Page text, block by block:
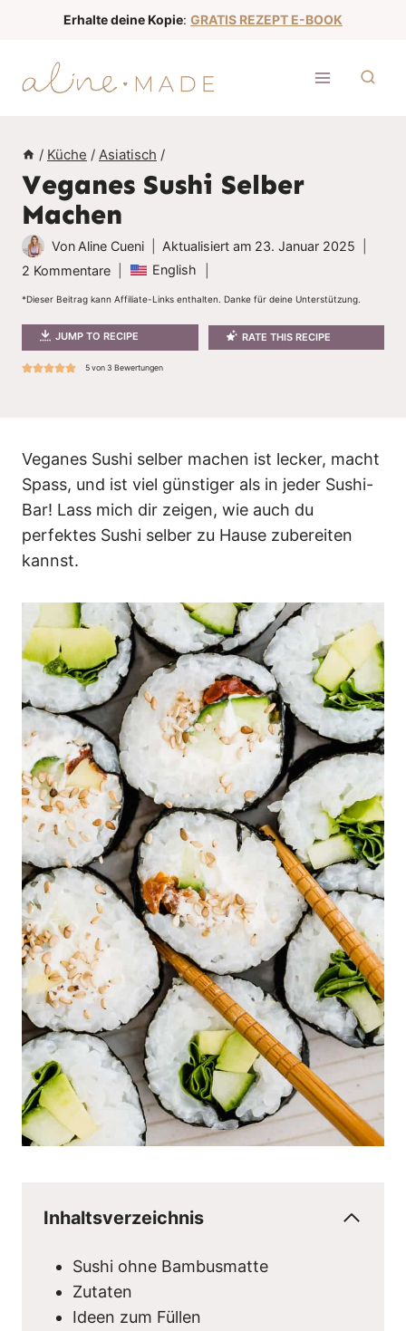
Erhalte deine Kopie: GRATIS REZEPT E-BOOK
/ Küche / Asiatisch /
Veganes Sushi Selber
Machen
Von Aline Cueni Aktualisiert am 23. Januar 2025
2 Kommentare
English
*Dieser Beitrag kann Affiliate-Links enthalten. Danke für deine Unterstützung.
JUMP TO RECIPE RATE THIS RECIPE
5von3 Bewertungen
Veganes Sushi selber machen ist lecker, macht
Spass, und ist viel günstiger als in jeder Sushi-
Bar! Lass mich dir zeigen, wie auch du
perfektes Sushi selber zu Hause zubereiten
kannst.
Inhaltsverzeichnis
Sushi ohne Bambusmatte
Zutaten
Ideen zum Füllen